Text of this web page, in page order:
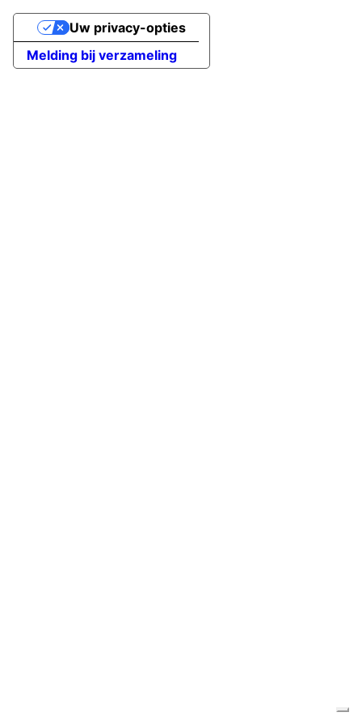
Melding bij verzameling
Uw privacy-opties